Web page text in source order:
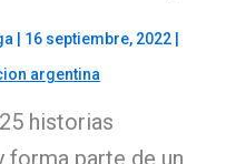
16 septiembre, 2022
argentina
historias
forma parte de un